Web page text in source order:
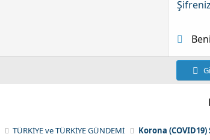
TÜRKİYE ve TÜRKİYE GÜNDEMİ Korona (COVID19)